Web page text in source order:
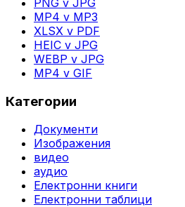
MP4 v MP3
XLSX v PDF
HEIC v JPG
WEBP v JPG
MP4 v GIF
Категории
Документи
Изображения
видео
аудио
Електронни книги
Електронни таблици